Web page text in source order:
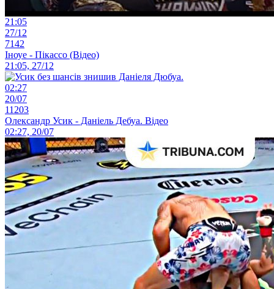
21:05
27/12
7142
Іноуе - Пікассо (Відео)
21:05, 27/12
02:27
20/07
11203
Олександр Усик - Даніель Дебуа. Відео
02:27, 20/07